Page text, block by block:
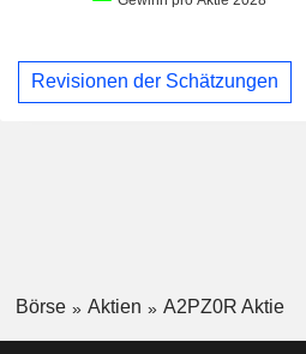
Revisionen der Schätzungen
Börse Aktien A2PZ0R Aktie